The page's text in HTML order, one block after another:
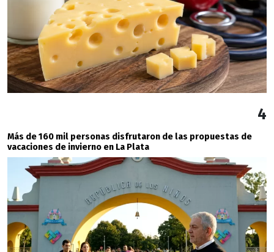
4
Más de 160 mil personas disfrutaron de las propuestas de
vacaciones de invierno en La Plata